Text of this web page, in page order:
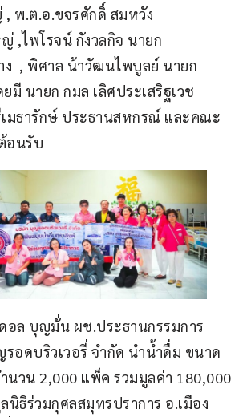
พ.ต.อ.ขจรศักดิ์ สมหวัง
,ไพโรจน์ กังวลกิจ นายก
, พิศาล น้าวัฒนไพบูลย์ นายก
มี นายก กมล เลิศประเสริฐเวช
มธารักษ์ ประธานสหกรณ์ และคณะ
อนรับ
อล บุญมั่น ผช.ประธานกรรมการ
อดบริวเวอรี่ จำกัด นำน้ำดื่ม ขนาด
นวน 2,000 แพ็ค รวมมูลค่า 180,000
ธิร่วมกุศลสมุทรปราการ อ.เมือง